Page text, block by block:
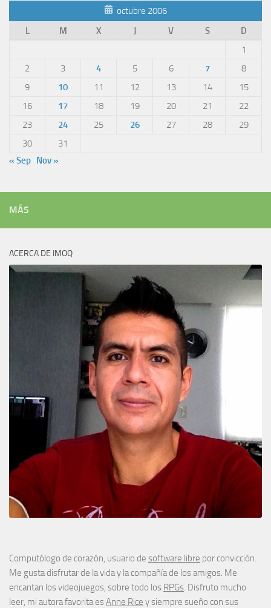
octubre 2006
L
M X J V S
D
1
2
3 4 5 6 7
8
9
10 11 12 13 14
15
16
17 18 19 20 21
22
23
24 25 26 27 28
29
30
31
« Sep Nov »
MÁS
ACERCA DE IMOQ
Computólogo de corazón, usuario de software libre por convicción.
Me gusta disfrutar de la vida y la compañía de los amigos. Me
encantan los videojuegos, sobre todo los RPGs. Disfruto mucho
leer, mi autora favorita esAnne Rice y siempre sueño con sus